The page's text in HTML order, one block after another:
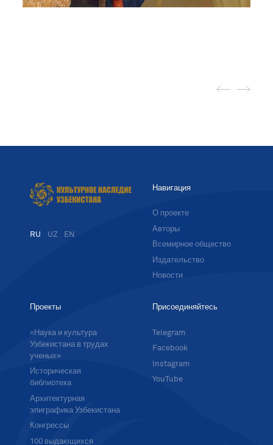
RU UZ EN
Навигация
О проекте
Авторы
Всемирное общество
Издательство
Новости
Проекты
«Наука и культура
Узбекистана в трудах
ученых»
Историческая
библиотека
Архитектурная
эпиграфика Узбекистана
Конгрессы
100 выдающихся
Присоединяйтесь
Telegram
Facebook
Instagram
YouTube